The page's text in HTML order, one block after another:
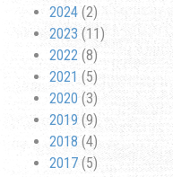
2024 (2)
2023 (11)
2022 (8)
2021 (5)
2020 (3)
2019 (9)
2018 (4)
2017 (5)